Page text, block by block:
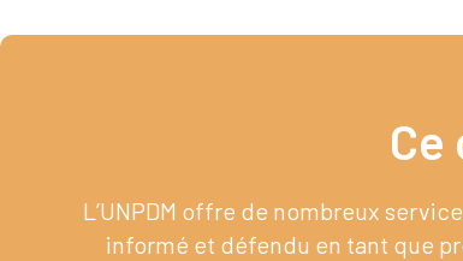
L’UNPDM offre de nombreux
informé et défendu en tant que